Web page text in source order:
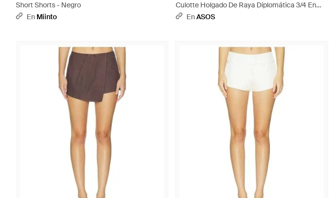
Short Shorts - Negro
En Miinto
Culotte Holgado De Raya Diplomática 3/4 En
Azul Marino-Multi - Azul
EnASOS